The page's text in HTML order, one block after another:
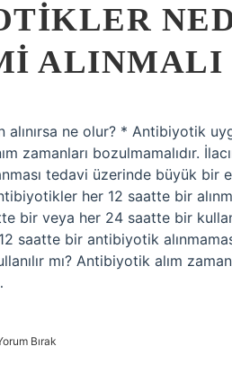
ALINMALI
ne olur? * Antibiyotik
zamanları bozulmamalıdır.
tedavi üzerinde büyük
her 12 saatte bir
bir veya her 24 saatte bir
saatte bir antibiyotik
mı? Antibiyotik alım
Bırak